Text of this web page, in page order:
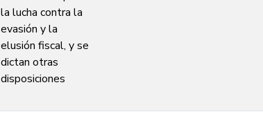
la lucha contra la
evasión y la
elusión fiscal, y se
dictan otras
disposiciones